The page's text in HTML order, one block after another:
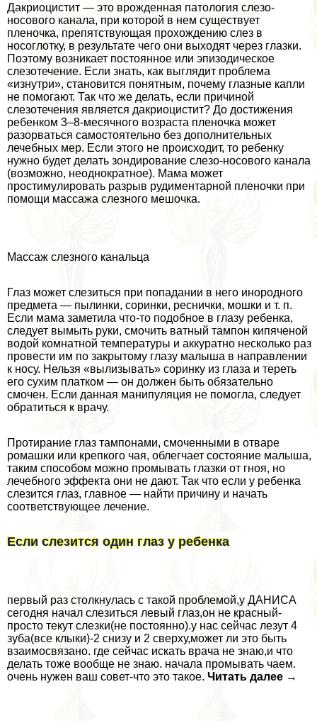
Дакриоцистит — это врожденная патология слезо-
носового канала, при которой в нем существует
пленочка, препятствующая прохождению слез в
носоглотку, в результате чего они выходят через глазки.
Поэтому возникает постоянное или эпизодическое
слезотечение. Если знать, как выглядит проблема
«изнутри», становится понятным, почему глазные капли
не помогают. Так что же делать, если причиной
слезотечения является дакриоцистит? До достижения
ребенком 3–8-мecячного возраста пленочка может
разорваться самостоятельно без дополнительных
лечебных мер. Если этого не происходит, то ребенку
нужно будет делать зондирование слезо-носового канала
(возможно, неоднократное). Мама может
простимулировать разрыв рудиментарной пленочки при
помощи массажа слезного мешочка.
Массаж слезного кaнaльца
Глаз может слезиться при попадании в него инородного
предмета — пылинки, соринки, реснички, мошки и т. п.
Если мама заметила что-то подобное в глазу ребенка,
следует вымыть руки, смочить ватный тампон кипяченой
водой комнатной температуры и аккуратно несколько раз
провести им по закрытому глазу малыша в направлении
к носу. Нельзя «вылизывать» соринку из глаза и тереть
его сухим платком — он должен быть обязательно
смочен. Если данная манипуляция не помогла, следует
обратиться к врачу.
Протирание глаз тампонами, смоченными в отваре
ромашки или крепкого чая, облегчает состояние малыша,
таким способом можно промывать глазки от гноя, но
лечебного эффекта они не дают. Так что если у ребенка
слезится глаз, главное — найти причину и начать
соответствующее лечение.
Если слезится один глаз у ребенка
первый раз столкнулась с такой проблемой,у ДАНИСА
сегодня начал слезиться левый глаз,он не красный-
просто текут слезки(не постоянно).у нас сейчас лезут 4
зуба(все клыки)-2 снизу и 2 сверху,может ли это быть
взаимосвязано. где сейчас искать врача не знаю,и что
делать тоже вообще не знаю. начала промывать чаем.
очень нужен ваш совет-что это такое. Читать далее →